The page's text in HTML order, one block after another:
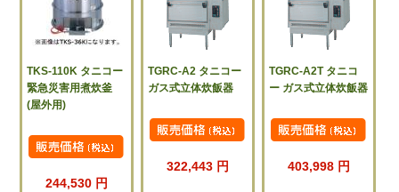
TKS-110K タニコー
緊急災害用煮炊釜
(屋外用)
244,530 円
TGRC-A2 タニコー
ガス式立体炊飯器
322,443 円
TGRC-A2T タニコ
ー ガス式立体炊飯器
403,998 円